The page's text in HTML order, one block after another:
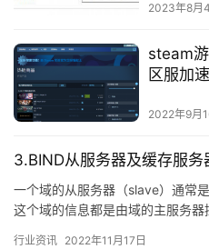
2023年8月
steam
区服加速
2022年9月
3.BIND从服务器及缓存服务
一个域的从服务器（slave）通常
这个域的信息都是由域的主服务
行业资讯 2022年11月17日